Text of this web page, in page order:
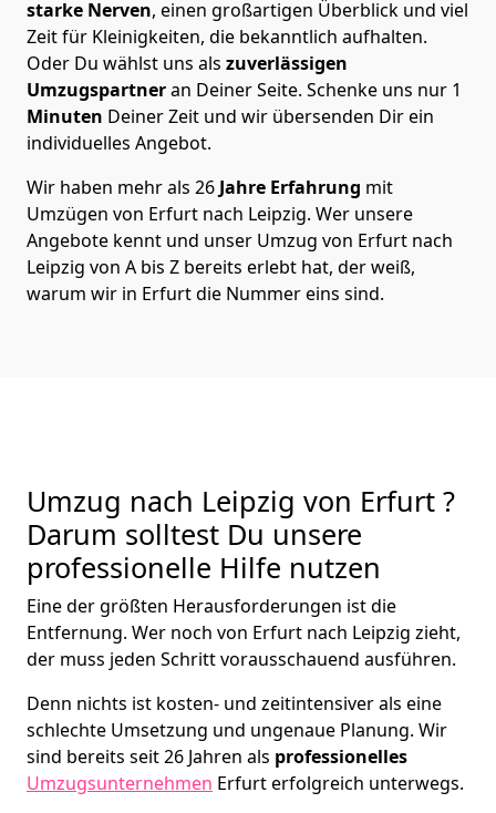
starke Nerven, einen großartigen Überblick und viel
Zeit für Kleinigkeiten, die bekanntlich aufhalten.
Oder Du wählst uns als zuverlässigen
Umzugspartneran Deiner Seite. Schenke uns nur 1
Minuten Deiner Zeit und wir übersenden Dir ein
individuelles Angebot.
Wir haben mehr als 26 Jahre Erfahrung mit
Umzügen von Erfurt nach Leipzig. Wer unsere
Angebote kennt und unser Umzug von Erfurt nach
Leipzig von A bis Z bereits erlebt hat, der weiß,
warum wir in Erfurt die Nummer eins sind.
Umzug nach Leipzig von Erfurt ?
Darum solltest Du unsere
professionelle Hilfe nutzen
Eine der größten Herausforderungen ist die
Entfernung. Wer noch von Erfurt nach Leipzig zieht,
der muss jeden Schritt vorausschauend ausführen.
Denn nichts ist kosten- und zeitintensiver als eine
schlechte Umsetzung und ungenaue Planung. Wir
sind bereits seit 26 Jahren als professionelles
Umzugsunternehmen Erfurt erfolgreich unterwegs.